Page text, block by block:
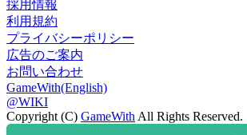
採用情報
利用規約
プライバシーポリシー
広告のご案内
お問い合わせ
GameWith(English)
@WIKI
Copyright (C) GameWith All Rights Reserved.